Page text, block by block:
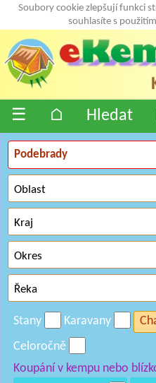
Soubory cookie zlepšují funkci
souhlasíte s
☰ ⌂ Hledat
Stany Karavany
Celoročně
Koupání v kempu nebo